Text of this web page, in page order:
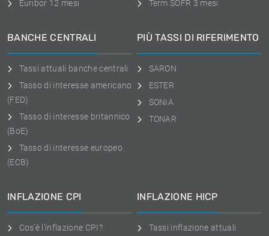
Euribor 12 mesi
Term SOFR 3 mesi
BANCHE CENTRALI
Tassi attuali banche centrali
Tasso di interesse americano
(FED)
Tasso di interesse britannico
(BoE)
Tasso di interesse europeo
(ECB)
PIÙ TASSI DI RIFERIMENTO
SARON
ESTER
SONIA
TONAR
INFLAZIONE CPI
Cos'è l'inflazione CPI?
INFLAZIONE HICP
Tassi inflazione attuali